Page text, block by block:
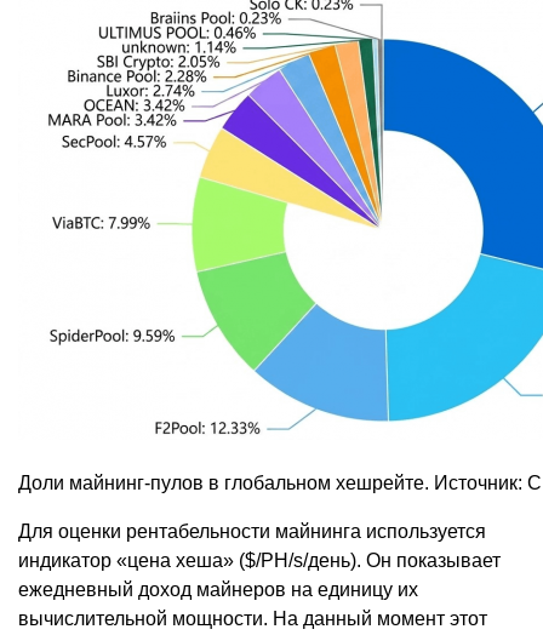
Доли майнинг-пулов в глобальном хешрейте. Источник:
Для оценки рентабельности майнинга используется
индикатор «цена хеша» ($/PH/s/день). Он показывает
ежедневный доход майнеров на единицу их
вычислительной мощности. На данный момент этот